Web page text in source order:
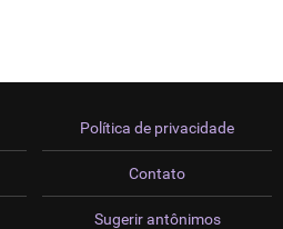
Política de privacidade
Contato
Sugerir antônimos